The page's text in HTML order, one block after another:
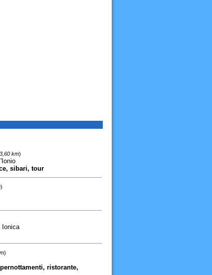
km)
sibari, tour
)
Ionica
)
ristorante,